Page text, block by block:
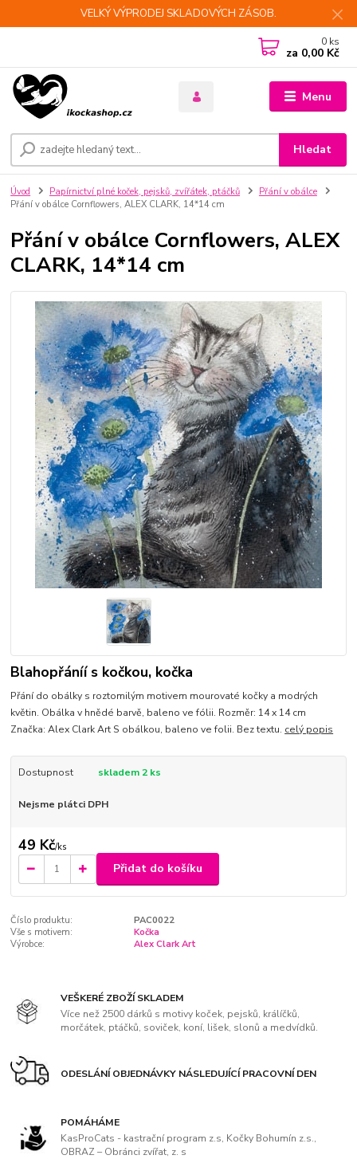
VELKÝ VÝPRODEJ SKLADOVÝCH ZÁSOB.
Menu
Hledat
0 ks
za 0,00 Kč
Úvod Papírnictví plné koček, pejsků, zvířátek, ptáčků
Přání v obálce
Přání v obálce Cornflowers, ALEX CLARK, 14*14 cm
Přání v obálce Cornflowers, ALEX
CLARK, 14*14 cm
Blahopřáníí s kočkou, kočka
Přání do obálky s roztomilým motivem mourovaté kočky a modrých
květin. Obálka v hnědé barvě, baleno ve fólii. Rozměr: 14 x 14 cm
Značka: Alex Clark Art S obálkou, baleno ve folii. Bez textu. celý popis
Dostupnost skladem 2 ks
Nejsme plátci DPH
49 Kč/ks
Přidat do košíku
Číslo produktu:
PAC0022
Vše s motivem:
Kočka
Výrobce:
Alex Clark Art
VEŠKERÉ ZBOŽÍ SKLADEM
Více než 2500 dárků s motivy koček, pejsků, králíčků,
morčátek, ptáčků, soviček, koní, lišek, slonů a medvídků.
ODESLÁNÍ OBJEDNÁVKY NÁSLEDUJÍCÍ PRACOVNÍ DEN
POMÁHÁME
KasProCats - kastrační program z.s, Kočky Bohumín z.s.,
OBRAZ – Obránci zvířat, z. s